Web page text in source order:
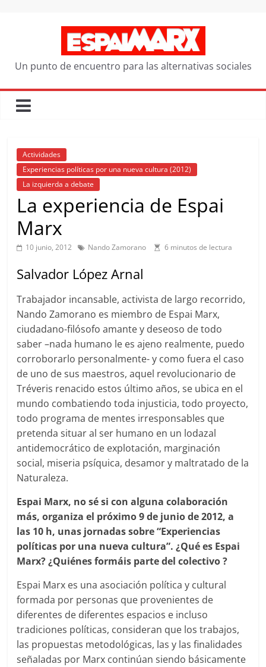
Un punto de encuentro para las alternativas sociales
Actividades
Experiencias políticas por una nueva cultura (2012)
La izquierda a debate
La experiencia de Espai
Marx
10 junio, 2012 Nando Zamorano 6 minutos de lectura
Salvador López Arnal
Trabajador incansable, activista de largo recorrido,
Nando Zamorano es miembro de Espai Marx,
ciudadano-filósofo amante y deseoso de todo
saber –nada humano le es ajeno realmente, puedo
corroborarlo personalmente- y como fuera el caso
de uno de sus maestros, aquel revolucionario de
Tréveris renacido estos último años, se ubica en el
mundo combatiendo toda injusticia, todo proyecto,
todo programa de mentes irresponsables que
pretenda situar al ser humano en un lodazal
antidemocrático de explotación, marginación
social, miseria psíquica, desamor y maltratado de la
Naturaleza.
Espai Marx, no sé si con alguna colaboración
más, organiza el próximo 9 de junio de 2012, a
las 10 h, unas jornadas sobre “Experiencias
políticas por una nueva cultura”. ¿Qué es Espai
Marx? ¿Quiénes formáis parte del colectivo ?
Espai Marx es una asociación política y cultural
formada por personas que provenientes de
diferentes de diferentes espacios e incluso
tradiciones políticas, consideran que los trabajos,
las propuestas metodológicas, las y las finalidades
señaladas por Marx continúan siendo básicamente